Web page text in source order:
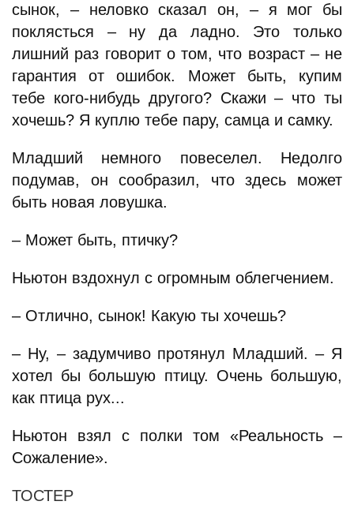
сынок, – неловко сказал он, – я мог бы
поклясться – ну да ладно. Это только
лишний раз говорит о том, что возраст – не
гарантия от ошибок. Может быть, купим
тебе кого-нибудь другого? Скажи – что ты
хочешь? Я куплю тебе пару, самца и самку.
Младший немного повеселел. Недолго
подумав, он сообразил, что здесь может
быть новая ловушка.
– Может быть, птичку?
Ньютон вздохнул с огромным облегчением.
– Отлично, сынок! Какую ты хочешь?
– Ну, – задумчиво протянул Младший. – Я
хотел бы большую птицу. Очень большую,
как птица рух...
Ньютон взял с полки том «Реальность –
Сожаление».
ТОСТЕР